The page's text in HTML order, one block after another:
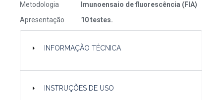
Metodologia
Imunoensaio de fluorescência (FIA)
Apresentação
10 testes.
INFORMAÇÃO TÉCNICA
INSTRUÇÕES DE USO